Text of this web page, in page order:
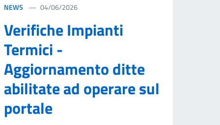
NEWS 04/06/2026
Verifiche Impianti
Termici -
Aggiornamento ditte
abilitate ad operare sul
portale